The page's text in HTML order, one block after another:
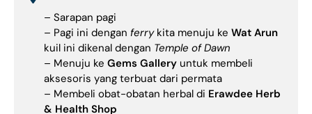
– Sarapan pagi
– Pagi ini dengan ferrykita menuju ke Wat Arun
kuil ini dikenal dengan Temple of Dawn
– Menuju ke Gems Gallery untuk membeli
aksesoris yang terbuat dari permata
– Membeli obat-obatan herbal di Erawdee Herb
& Health Shop